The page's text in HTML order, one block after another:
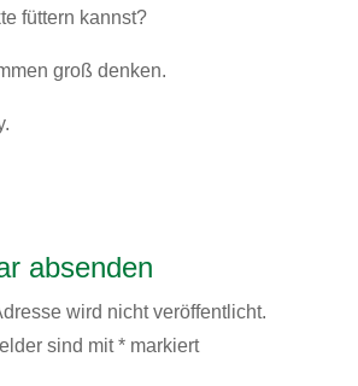
füttern kannst?
groß denken.
absenden
wird nicht veröffentlicht.
sind mit*markiert